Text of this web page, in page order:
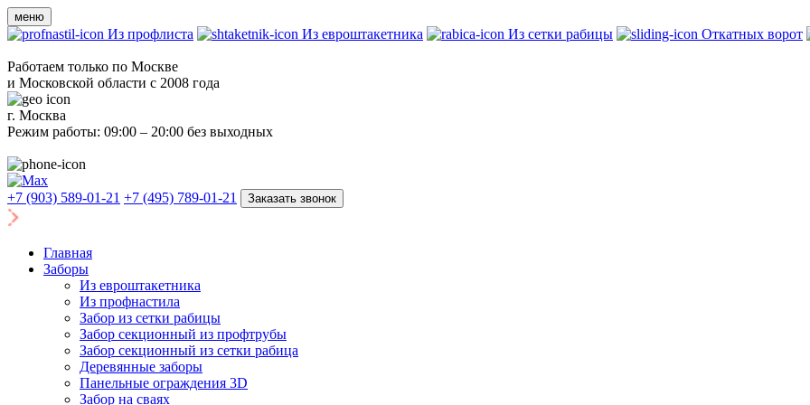
меню
Из профлиста Из евроштакетника Из сетки рабицы Откатных ворот
Работаем только по Москве
и Московской области с 2008 года
г. Москва
Режим работы: 09:00 – 20:00 без выходных
+7 (903) 589-01-21 +7 (495) 789-01-21 Заказать звонок
Главная
Заборы
Из евроштакетника
Из профнастила
Забор из сетки рабицы
Забор секционный из профтрубы
Забор секционный из сетки рабица
Деревянные заборы
Панельные ограждения 3D
Забор на сваях